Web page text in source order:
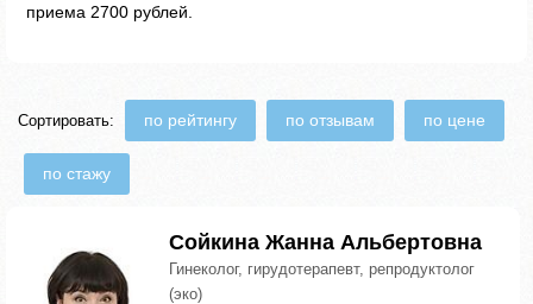
приема 2700 рублей.
Сортировать: по рейтингу по отзывам по цене
по стажу
Сойкина Жанна Альбертовна
Гинеколог, гирудотерапевт, репродуктолог
(эко)